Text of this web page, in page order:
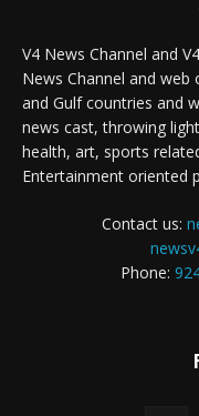
V4 News Channel and
News Channel and
and Gulf countries and
news cast, throwing
health, art, sports
Entertainment oriented
Contact us:
Phone: